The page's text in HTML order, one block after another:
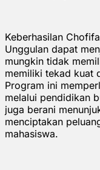
Keberhasilan
Unggulan dapat
mungkin tidak
memiliki tekad kuat
Program ini
melalui pendidikan
juga berani
menciptakan
mahasiswa.